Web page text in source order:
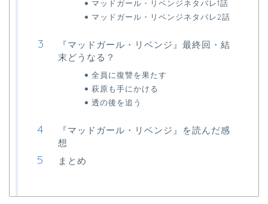
マッドガール・リベンジネタバレ1話
マッドガール・リベンジネタバレ2話
『マッドガール・リベンジ』最終回・結
末どうなる？
全員に復讐を果たす
萩原も手にかける
透の後を追う
『マッドガール・リベンジ』を読んだ感
想
まとめ